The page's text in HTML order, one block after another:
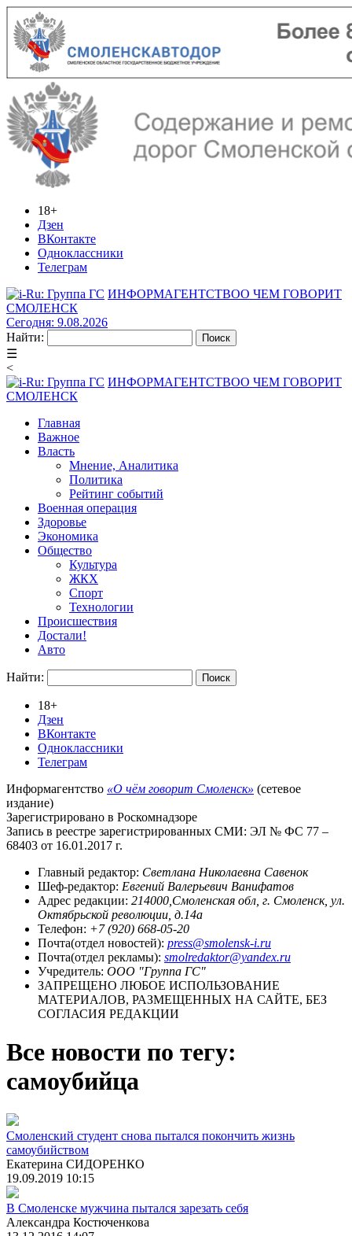
18+
Дзен
ВКонтакте
Одноклассники
Телеграм
ИНФОРМАГЕНТСТВОО ЧЕМ ГОВОРИТ
СМОЛЕНСК
Сегодня: 9.08.2026
Найти:
☰
<
ИНФОРМАГЕНТСТВОО ЧЕМ ГОВОРИТ
СМОЛЕНСК
Главная
Важное
Власть
Мнение, Аналитика
Политика
Рейтинг событий
Военная операция
Здоровье
Экономика
Общество
Культура
ЖКХ
Спорт
Технологии
Происшествия
Достали!
Авто
Найти:
18+
Дзен
ВКонтакте
Одноклассники
Телеграм
Информагентство «О чём говорит Смоленск» (сетевое
издание)
Зарегистрировано в Роскомнадзоре
Запись в реестре зарегистрированных СМИ: ЭЛ № ФС 77 –
68403 от 16.01.2017 г.
Главный редактор: Светлана Николаевна Савенок
Шеф-редактор: Евгений Валерьевич Ванифатов
Адрес редакции: 214000,Смоленская обл, г. Смоленск, ул.
Октябрьской революции, д.14а
Телефон: +7 (920) 668-05-20
Почта(отдел новостей): press@smolensk-i.ru
Почта(отдел рекламы): smolredaktor@yandex.ru
Учредитель: ООО "Группа ГС"
ЗАПРЕЩЕНО ЛЮБОЕ ИСПОЛЬЗОВАНИЕ
МАТЕРИАЛОВ, РАЗМЕЩЕННЫХ НА САЙТЕ, БЕЗ
СОГЛАСИЯ РЕДАКЦИИ
Все новости по тегу:
самоубийца
Смоленский студент снова пытался покончить жизнь
самоубийством
Екатерина СИДОРЕНКО
19.09.2019 10:15
В Смоленске мужчина пытался зарезать себя
Александра Костюченкова